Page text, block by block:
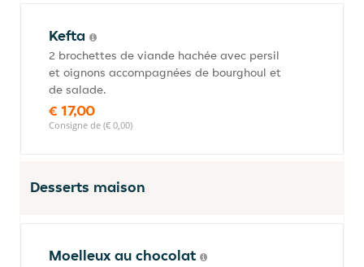
Kefta
2 brochettes de viande hachée avec persil
et oignons accompagnées de bourghoul et
de salade.
€ 17,00
Consigne de (€ 0,00)
Desserts maison
Moelleux au chocolat